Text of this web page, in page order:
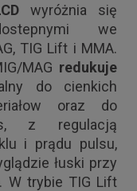
wyróżnia się
we
TIG Lift i MMA.
MAG redukuje
do cienkich
oraz do
z regulacją
i prądu pulsu,
łuski przy
W trybie TIG Lift